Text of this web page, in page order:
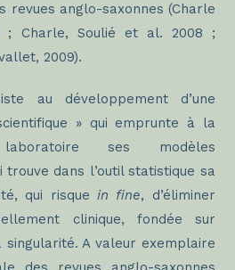
revues anglo-saxonnes (Charle
; Charle, Soulié et al. 2008 ;
2009).
au développement d’une
» qui emprunte à la
ses modèles
trouve dans l’outil statistique sa
qui risque in fine, d’éliminer
clinique, fondée sur
singularité. A valeur exemplaire